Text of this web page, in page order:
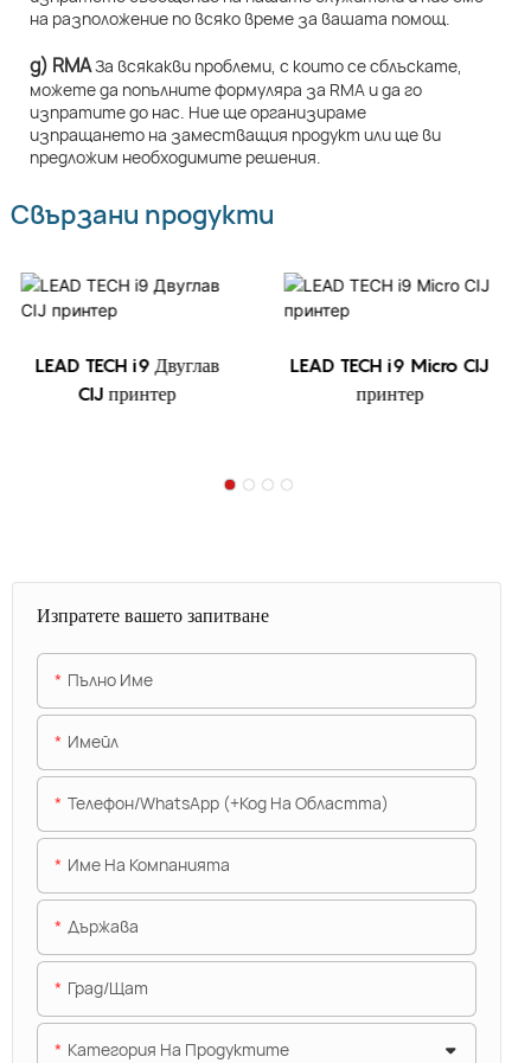
на разположение по всяко време за вашата помощ.
д) RMAЗа всякакви проблеми, с които се сблъскате,
можете да попълните формуляра за RMA и да го
изпратите до нас. Ние ще организираме
изпращането на заместващия продукт или ще ви
предложим необходимите решения.
Свързани продукти
LEAD TECH i9 Двуглав
CIJ принтер
LEAD TECH i9 Micro CIJ
принтер
Изпратете вашето запитване
Пълно Име
Имейл
Телефон/WhatsApp (+Код На Областта)
Име На Компанията
Държава
Град/щат
Категория На Продуктите